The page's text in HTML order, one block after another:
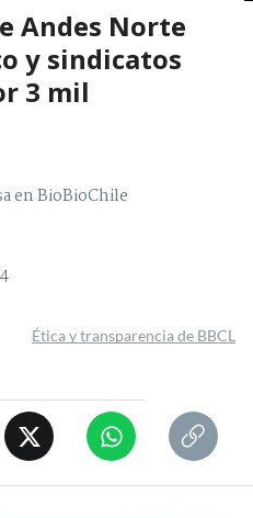
Andes Norte
y sindicatos
3 mil
en BioBioChile
Ética y transparencia de BBCL